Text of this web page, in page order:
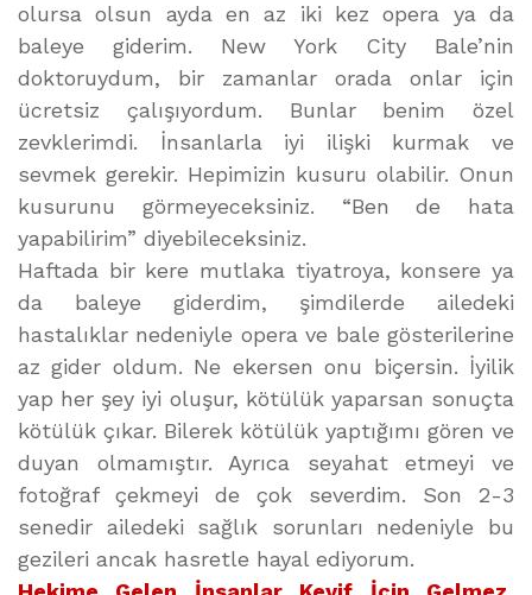
olursa olsun ayda en az iki kez opera ya da
baleye giderim. New York City Bale’nin
doktoruydum, bir zamanlar orada onlar için
ücretsiz çalışıyordum. Bunlar benim özel
zevklerimdi. İnsanlarla iyi ilişki kurmak ve
sevmek gerekir. Hepimizin kusuru olabilir. Onun
kusurunu görmeyeceksiniz. “Ben de hata
yapabilirim” diyebileceksiniz.
Haftada bir kere mutlaka tiyatroya, konsere ya
da baleye giderdim, şimdilerde ailedeki
hastalıklar nedeniyle opera ve bale gösterilerine
az gider oldum. Ne ekersen onu biçersin. İyilik
yap her şey iyi oluşur, kötülük yaparsan sonuçta
kötülük çıkar. Bilerek kötülük yaptığımı gören ve
duyan olmamıştır. Ayrıca seyahat etmeyi ve
fotoğraf çekmeyi de çok severdim. Son 2-3
senedir ailedeki sağlık sorunları nedeniyle bu
gezileri ancak hasretle hayal ediyorum.